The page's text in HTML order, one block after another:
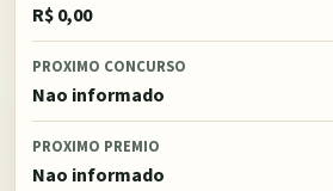
R$ 0,00
PROXIMO CONCURSO
Nao informado
PROXIMO PREMIO
Nao informado